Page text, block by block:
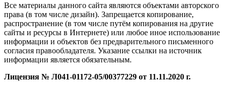
Все материалы данного сайта являются объектами авторского
права (в том числе дизайн). Запрещается копирование,
распространение (в том числе путём копирования на другие
сайты и ресурсы в Интернете) или любое иное использование
информации и объектов без предварительного письменного
согласия правообладателя. Указание ссылки на источник
информации является обязательным.
Лицензия № Л041-01172-05/00377229 от 11.11.2020 г.